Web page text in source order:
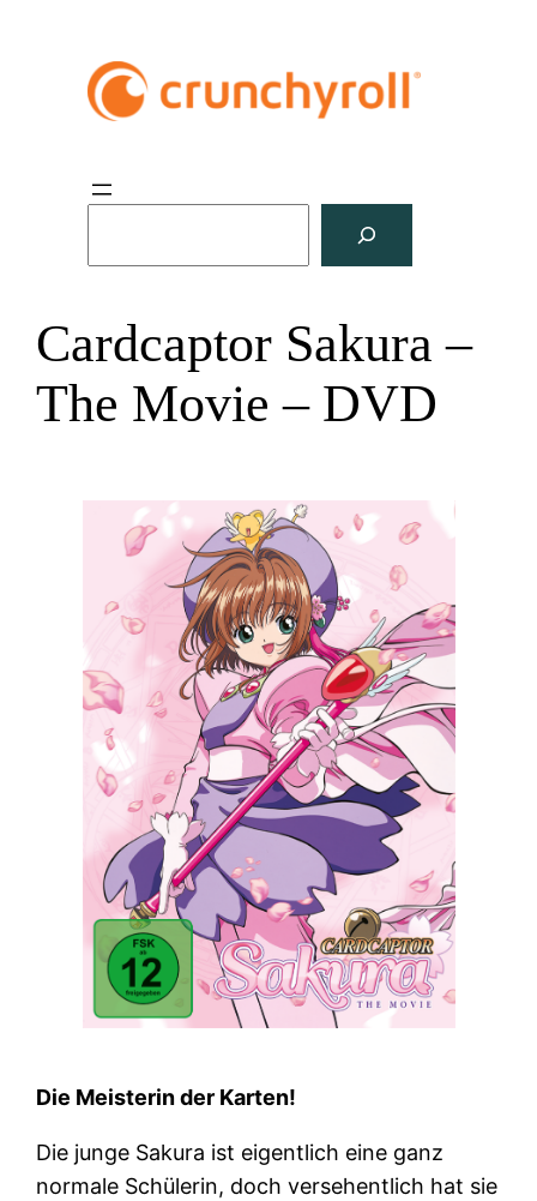
e
Cardcaptor Sakura –
The Movie – DVD
Die Meisterin der Karten!
Die junge Sakura ist eigentlich eine ganz
normale Schülerin, doch versehentlich hat sie